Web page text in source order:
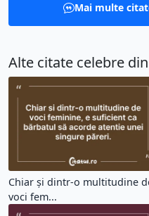
Mai multe
Alte citate celebre din
Chiar și dintr-o multitudine
voci fem...